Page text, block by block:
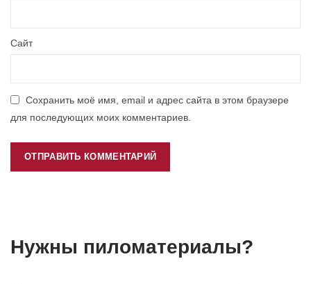
Сайт
Сохранить моё имя, email и адрес сайта в этом браузере
для последующих моих комментариев.
Нужны пиломатериалы?